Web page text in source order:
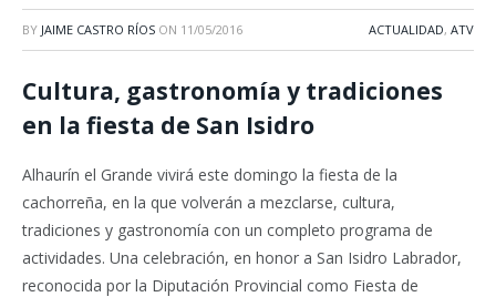
BY JAIME CASTRO RÍOS ON 11/05/2016 ACTUALIDAD, ATV
Cultura, gastronomía y tradiciones
en la fiesta de San Isidro
Alhaurín el Grande vivirá este domingo la fiesta de la
cachorreña, en la que volverán a mezclarse, cultura,
tradiciones y gastronomía con un completo programa de
actividades. Una celebración, en honor a San Isidro Labrador,
reconocida por la Diputación Provincial como Fiesta de